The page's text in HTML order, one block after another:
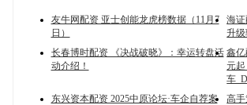
友牛网配资 亚士创能龙虎榜数据（11月7
日）
海
升级
长春博时配资 《决战破晓》：幸运转盘活
动介绍！
鑫
元
车
东兴资本配资 2025中原论坛·车企自荐案
高